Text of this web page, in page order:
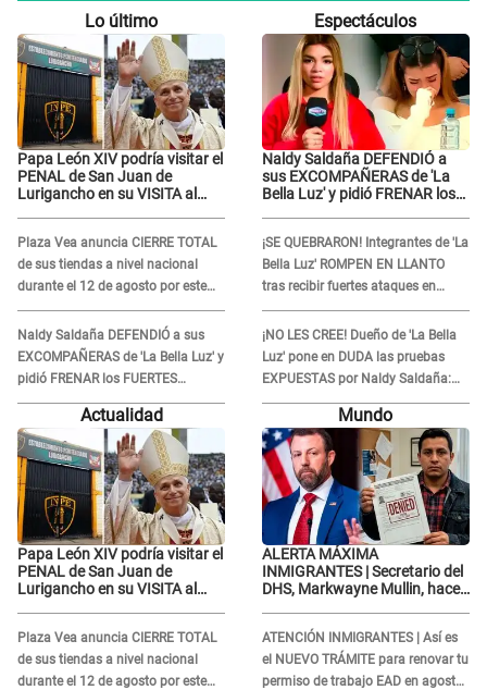
Lo último
Papa León XIV podría visitar el
PENAL de San Juan de
Lurigancho en su VISITA al
Plaza Vea anuncia CIERRE TOTAL
de sus tiendas a nivel nacional
durante el 12 de agosto por este
MOTIVO
Naldy Saldaña DEFENDIÓ a sus
EXCOMPAÑERAS de 'La Bella Luz' y
pidió FRENAR los FUERTES
ATAQUES en redes: “Aquí el único
Espectáculos
Naldy Saldaña DEFENDIÓ a
sus EXCOMPAÑERAS de 'La
Bella Luz' y pidió FRENAR los
¡SE QUEBRARON! Integrantes de 'La
Bella Luz' ROMPEN EN LLANTO
tras recibir fuertes ataques en
redes por DENUNCIA de acoso
contra Naldy Saldaña
¡NO LES CREE! Dueño de 'La Bella
Luz' pone en DUDA las pruebas
EXPUESTAS por Naldy Saldaña:
“Quizá se han editado...”
Actualidad
Papa León XIV podría visitar el
PENAL de San Juan de
Lurigancho en su VISITA al
Plaza Vea anuncia CIERRE TOTAL
de sus tiendas a nivel nacional
durante el 12 de agosto por este
Mundo
ALERTA MÁXIMA
INMIGRANTES | Secretario del
DHS, Markwayne Mullin, hace
ATENCIÓN INMIGRANTES | Así es
el NUEVO TRÁMITE para renovar tu
permiso de trabajo EAD en agosto